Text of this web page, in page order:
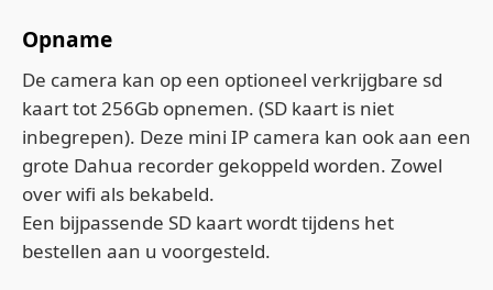
Opname
De camera kan op een optioneel verkrijgbare sd
kaart tot 256Gb opnemen. (SD kaart is niet
inbegrepen). Deze mini IP camera kan ook aan een
grote Dahua recorder gekoppeld worden. Zowel
over wifi als bekabeld.
Een bijpassende SD kaart wordt tijdens het
bestellen aan u voorgesteld.